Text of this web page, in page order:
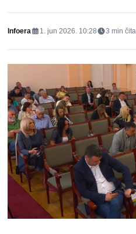
Infoera 1. jun 2026. 10:28 3 min